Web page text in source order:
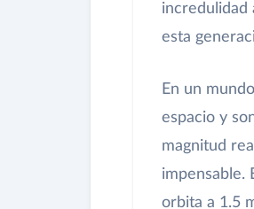
incredulidad
esta
En un
espacio y
magnitud
impensable.
orbita a 1.5